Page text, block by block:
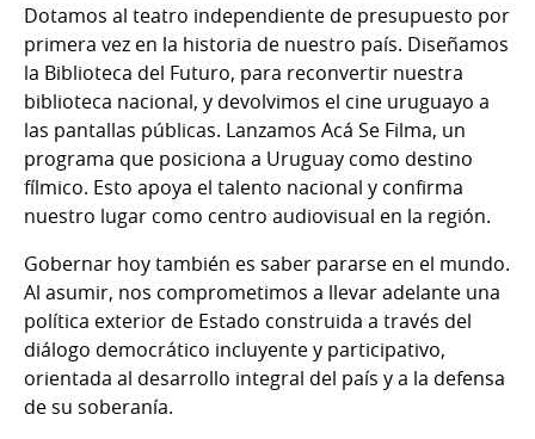
Dotamos al teatro independiente de presupuesto por
primera vez en la historia de nuestro país. Diseñamos
la Biblioteca del Futuro, para reconvertir nuestra
biblioteca nacional, y devolvimos el cine uruguayo a
las pantallas públicas. Lanzamos Acá Se Filma, un
programa que posiciona a Uruguay como destino
fílmico. Esto apoya el talento nacional y confirma
nuestro lugar como centro audiovisual en la región.
Gobernar hoy también es saber pararse en el mundo.
Al asumir, nos comprometimos a llevar adelante una
política exterior de Estado construida a través del
diálogo democrático incluyente y participativo,
orientada al desarrollo integral del país y a la defensa
de su soberanía.